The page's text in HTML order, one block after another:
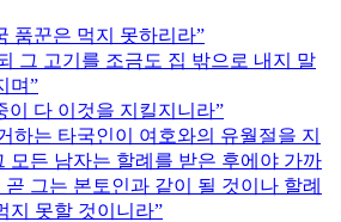
품꾼은 먹지 못하리라
그 고기를 조금도 집 밖으로 내지 말
며
이 다 이것을 지킬지니라
하는 타국인이 여호와의 유월절을 지
모든 남자는 할례를 받은 후에야 가까
그는 본토인과 같이 될 것이나 할례
지 못할 것이니라